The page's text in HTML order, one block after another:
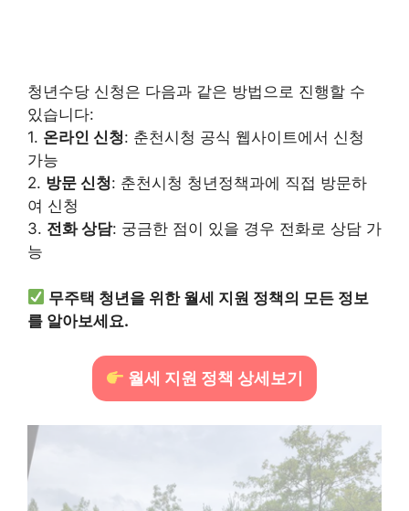
청년수당 신청은 다음과 같은 방법으로 진행할 수
있습니다:
1. 온라인 신청: 춘천시청 공식 웹사이트에서 신청
가능
2. 방문 신청: 춘천시청 청년정책과에 직접 방문하
여 신청
3. 전화 상담: 궁금한 점이 있을 경우 전화로 상담 가
능
무주택 청년을 위한 월세 지원 정책의 모든 정보
를 알아보세요.
월세 지원 정책 상세보기